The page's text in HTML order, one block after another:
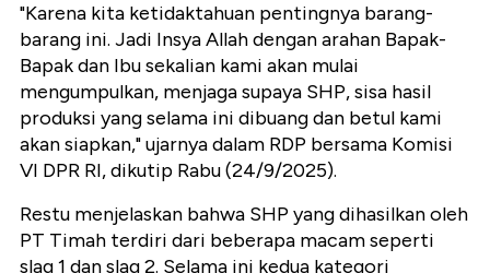
"Karena kita ketidaktahuan pentingnya barang-
barang ini. Jadi Insya Allah dengan arahan Bapak-
Bapak dan Ibu sekalian kami akan mulai
mengumpulkan, menjaga supaya SHP, sisa hasil
produksi yang selama ini dibuang dan betul kami
akan siapkan," ujarnya dalam RDP bersama Komisi
VI DPR RI, dikutip Rabu (24/9/2025).
Restu menjelaskan bahwa SHP yang dihasilkan oleh
PT Timah terdiri dari beberapa macam seperti
slag 1 dan slag 2. Selama ini kedua kategori